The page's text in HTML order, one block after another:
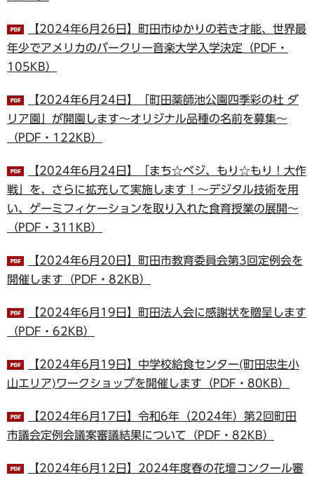
【2024年6月26日】町田市ゆかりの若き才能、世界最
年少でアメリカのバークリー音楽大学入学決定（PDF・
105KB）
【2024年6月24日】「町田薬師池公園四季彩の杜 ダ
リア園」が開園します～オリジナル品種の名前を募集～
（PDF・122KB）
【2024年6月24日】「まち☆ベジ、もり☆もり！大作
戦」を、さらに拡充して実施します！～デジタル技術を用
い、ゲーミフィケーションを取り入れた食育授業の展開～
（PDF・311KB）
【2024年6月20日】町田市教育委員会第3回定例会を
開催します（PDF・82KB）
【2024年6月19日】町田法人会に感謝状を贈呈します
（PDF・62KB）
【2024年6月19日】中学校給食センター(町田忠生小
山エリア)ワークショップを開催します（PDF・80KB）
【2024年6月17日】令和6年（2024年）第2回町田
市議会定例会議案審議結果について（PDF・82KB）
【2024年6月12日】2024年度春の花壇コンクール審